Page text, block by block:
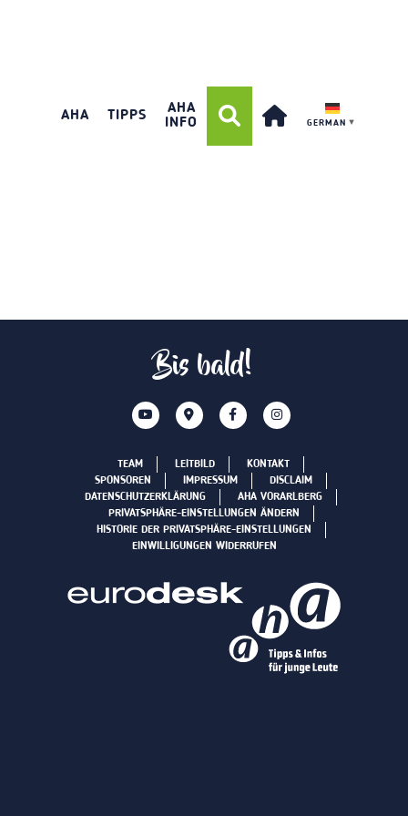
AHA TIPPS
AHA
INFO
GERMAN ▼
Bis bald!
TEAM LEITBILD
KONTAKT
SPONSOREN
IMPRESSUM
DISCLAIM
DATENSCHUTZERKLÄRUNG
AHA VORARLBERG
PRIVATSPHÄRE-EINSTELLUNGEN ÄNDERN
HISTORIE DER PRIVATSPHÄRE-EINSTELLUNGEN
EINWILLIGUNGEN WIDERRUFEN